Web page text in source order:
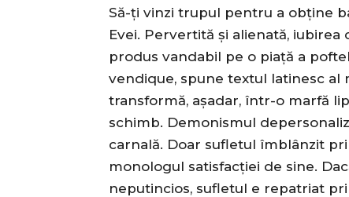
Să-ți vinzi trupul pentru a obține
Evei. Pervertită și alienată,
produs vandabil pe o piață a
vendique, spune textul latinesc al
transformă, așadar, într-o marfă
schimb. Demonismul
carnală. Doar sufletul îmblânzit
monologul satisfacției de sine.
neputincios, sufletul e repatriat